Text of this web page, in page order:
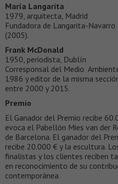
María Langarita
1979, arquitecta, Madrid
Fundadora de Langarita-
(2005).
Frank McDonald
1950, periodista, Dublín
Corresponsal del Medio
1986 y editor de la misma
entre 2000 y 2015.
Premio
El Ganador del Premio recibe
evoca el Pabellón Mies van der
de Barcelona. El ganador del
recibe 20.000 € y la escultura.
finalistas y los clientes reciben
en reconocimiento de su
contemporánea.